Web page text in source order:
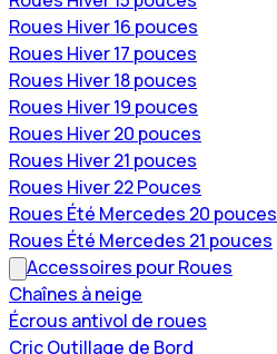
Roues Hiver 16 pouces
Roues Hiver 17 pouces
Roues Hiver 18 pouces
Roues Hiver 19 pouces
Roues Hiver 20 pouces
Roues Hiver 21 pouces
Roues Hiver 22 Pouces
Roues Été Mercedes 20 pouces
Roues Été Mercedes 21 pouces
Accessoires pour Roues
Chaînes à neige
Écrous antivol de roues
Cric Outillage de Bord